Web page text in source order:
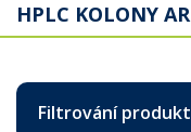
HPLC KOLONY
Filtrování